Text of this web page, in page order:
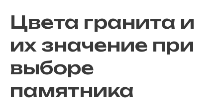
Цвета гранита и
их значение при
выборе
памятника